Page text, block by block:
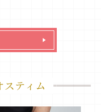
ティム